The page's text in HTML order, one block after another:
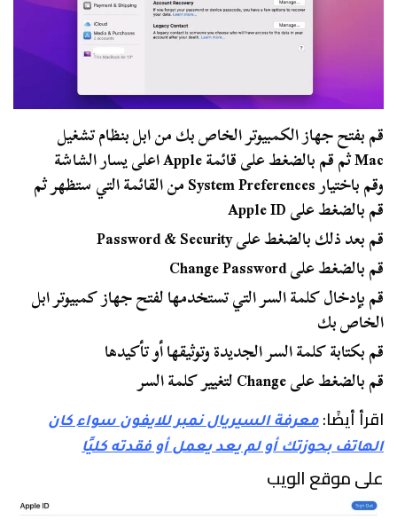
قم بفتح جهاز الكمبيوتر الخاص بك من ابل بنظام تشغيل
Mac ثم قم بالضغط على قائمة Apple اعلى يسار الشاشة
وقم باختيار System Preferences من القائمة التي ستظهر ثم
قم بالضغط على Apple ID
قم بعد ذلك بالضغط على Password & Security
قم بالضغط على Change Password
قم بإدخال كلمة السر التي تستخدمها لفتح جهاز كمبيوتر ابل
الخاص بك
قم بكتابة كلمة السر الجديدة وتوثيقها أو تأكيدها
قم بالضغط على Change لتغيير كلمة السر
اقرأ أيضًا: معرفة السيريال نمبر للايفون سواء كان
الهاتف بحوزتك أو لم يعد يعمل أو فقدته كليًا
على موقع الويب